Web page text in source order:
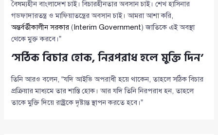
বৈষম্যহীন বাংলাদেশ চাই। বিচারহীনতার অবসান চাই। শেখ হাসিনার
গডফাদারতন্ত্র ও মাফিয়াতন্ত্রের অবসান চাই। আমরা আশা করি,
অন্তর্বর্তীকালীন সরকার ( Interim Government) জাতিকে এই অবস্থা
থেকে মুক্ত করবে।”
‘সঠিক বিচার হোক, নিরপরাধ হলে মুক্তি দিন’
তিনি আরও বলেন, “যদি আইভি অপরাধী হয়ে থাকেন, তাহলে সঠিক বিচার
প্রক্রিয়ার মাধ্যমে তার শাস্তি হোক। আর যদি তিনি নিরপরাধ হন, তাহলে
তাকে মুক্তি দিয়ে রাষ্ট্রকে দৃষ্টান্ত স্থাপন করতে হবে।”